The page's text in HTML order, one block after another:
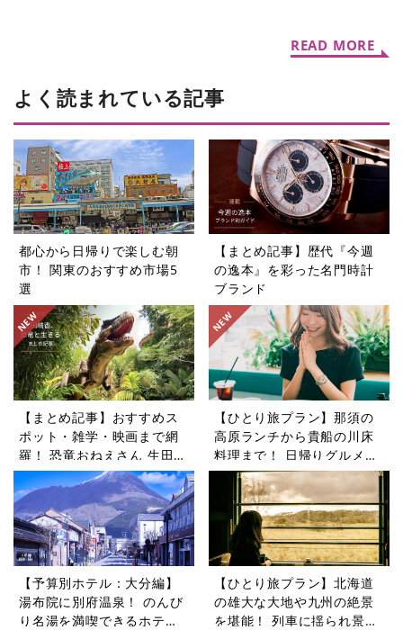
READ MORE
よく読まれている記事
都心から日帰りで楽しむ朝
市！ 関東のおすすめ市場5
選
【まとめ記事】歴代『今週
の逸本』を彩った名門時計
ブランド
【まとめ記事】おすすめス
ポット・雑学・映画まで網
羅！ 恐竜おねえさん 生田晴
香の恐竜コラム9選
【ひとり旅プラン】那須の
高原ランチから貴船の川床
料理まで！ 日帰りグルメ旅
5選
【予算別ホテル：大分編】
湯布院に別府温泉！ のんび
り名湯を満喫できるホテル5
【ひとり旅プラン】北海道
の雄大な大地や九州の絶景
を堪能！ 列車に揺られ景色